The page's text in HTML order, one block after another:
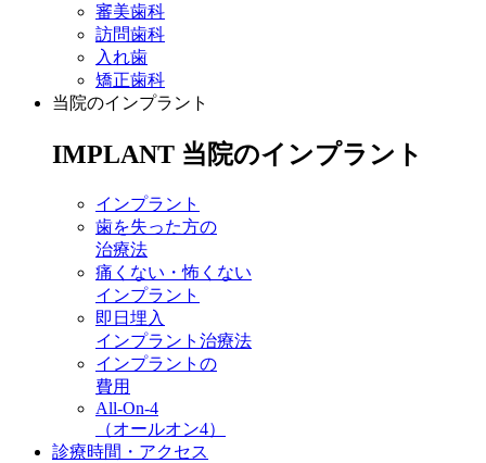
審美歯科
訪問歯科
入れ歯
矯正歯科
当院のインプラント
IMPLANT 当院のインプラント
インプラント
歯を失った方の
治療法
痛くない・怖くない
インプラント
即日埋入
インプラント治療法
インプラントの
費用
All-On-4
（オールオン4）
診療時間・アクセス